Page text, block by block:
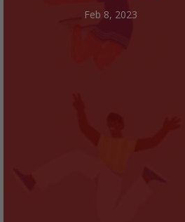
Feb 8, 2023